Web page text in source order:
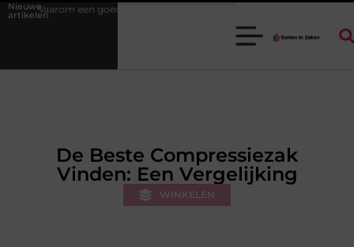
Nieuwe
artikelen
stukadoorgroothandel het werk van de stukadoor makkelijker maakt
De Beste Compressiezak
Vinden: Een Vergelijking
WINKELEN